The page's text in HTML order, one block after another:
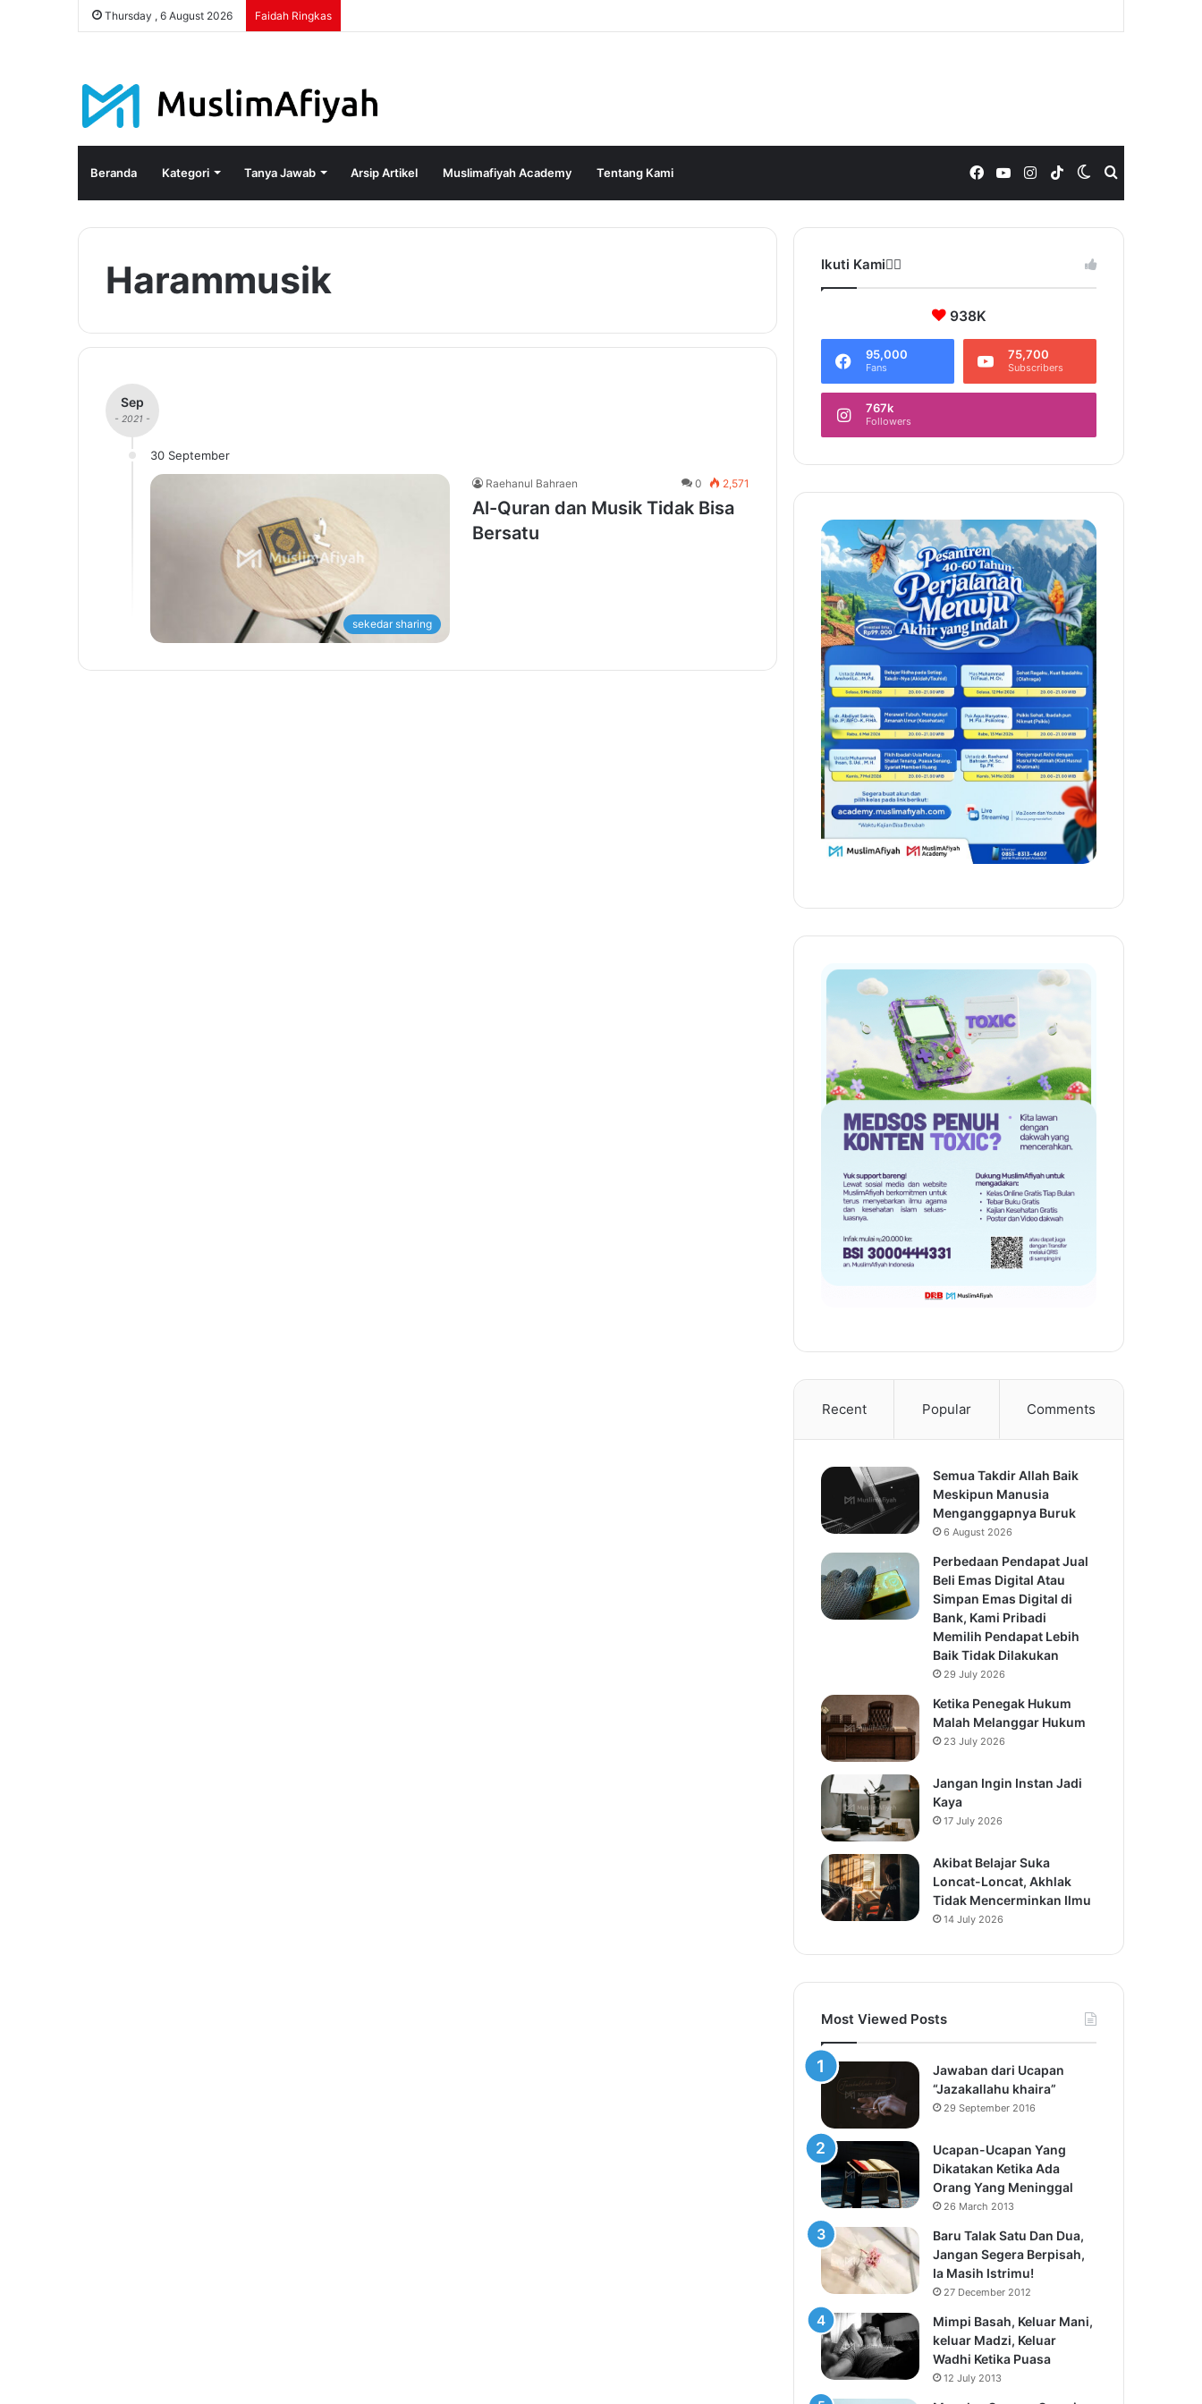
Thursday , 6 August 2026 Faidah Ringkas
Beranda Kategori Tanya Jawab Arsip Artikel Muslimafiyah Academy Tentang Kami Switch
skin
TikTok
Instagram
YouTube
Facebook
Harammusik
Sep
- 2021 -
30 September
sekedar sharing
Raehanul Bahraen 0 2,571
Al-Quran dan Musik Tidak Bisa
Bersatu
Ikuti Kami❤️‍🔥
938K
95,000
Fans
75,700
Subscribers
767k
Followers
Recent Popular Comments
Semua Takdir Allah Baik
Meskipun Manusia
Menganggapnya Buruk
6 August 2026
Perbedaan Pendapat Jual
Beli Emas Digital Atau
Simpan Emas Digital di
Bank, Kami Pribadi
Memilih Pendapat Lebih
Baik Tidak Dilakukan
29 July 2026
Ketika Penegak Hukum
Malah Melanggar Hukum
23 July 2026
Jangan Ingin Instan Jadi
Kaya
17 July 2026
Akibat Belajar Suka
Loncat-Loncat, Akhlak
Tidak Mencerminkan Ilmu
14 July 2026
Most Viewed Posts
Jawaban dari Ucapan
“Jazakallahu khaira”
29 September 2016
Ucapan-Ucapan Yang
Dikatakan Ketika Ada
Orang Yang Meninggal
26 March 2013
Baru Talak Satu Dan Dua,
Jangan Segera Berpisah,
Ia Masih Istrimu!
27 December 2012
Mimpi Basah, Keluar Mani,
keluar Madzi, Keluar
Wadhi Ketika Puasa
12 July 2013